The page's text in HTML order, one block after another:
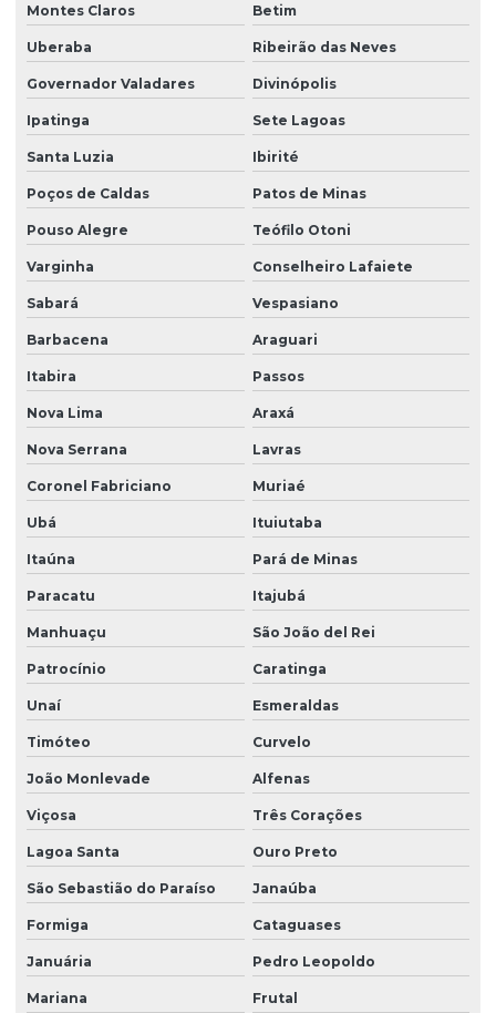
Montes Claros Betim
Uberaba Ribeirão das Neves
Governador Valadares Divinópolis
Ipatinga Sete Lagoas
Santa Luzia Ibirité
Poços de Caldas Patos de Minas
Pouso Alegre Teófilo Otoni
Varginha Conselheiro Lafaiete
Sabará Vespasiano
Barbacena Araguari
Itabira Passos
Nova Lima Araxá
Nova Serrana Lavras
Coronel Fabriciano Muriaé
Ubá Ituiutaba
Itaúna Pará de Minas
Paracatu Itajubá
Manhuaçu São João del Rei
Patrocínio Caratinga
Unaí Esmeraldas
Timóteo Curvelo
João Monlevade Alfenas
Viçosa Três Corações
Lagoa Santa Ouro Preto
São Sebastião do Paraíso Janaúba
Formiga Cataguases
Januária Pedro Leopoldo
Mariana Frutal